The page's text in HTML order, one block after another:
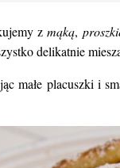
zmąką,
delikatnie
małe placuszki i